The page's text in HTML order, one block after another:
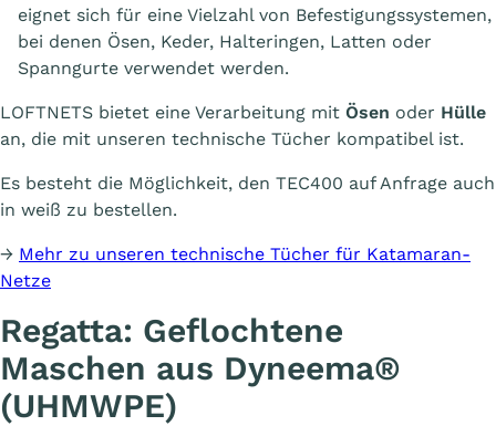
eignet sich für eine Vielzahl von Befestigungssystemen,
bei denen Ösen, Keder, Halteringen, Latten oder
Spanngurte verwendet werden.
LOFTNETS bietet eine Verarbeitung mit Ösen oder Hülle
an, die mit unseren technische Tücher kompatibel ist.
Es besteht die Möglichkeit, den TEC400 auf Anfrage auch
in weiß zu bestellen.
→ Mehr zu unseren technische Tücher für Katamaran-
Netze
Regatta: Geflochtene
Maschen aus Dyneema®
(UHMWPE)